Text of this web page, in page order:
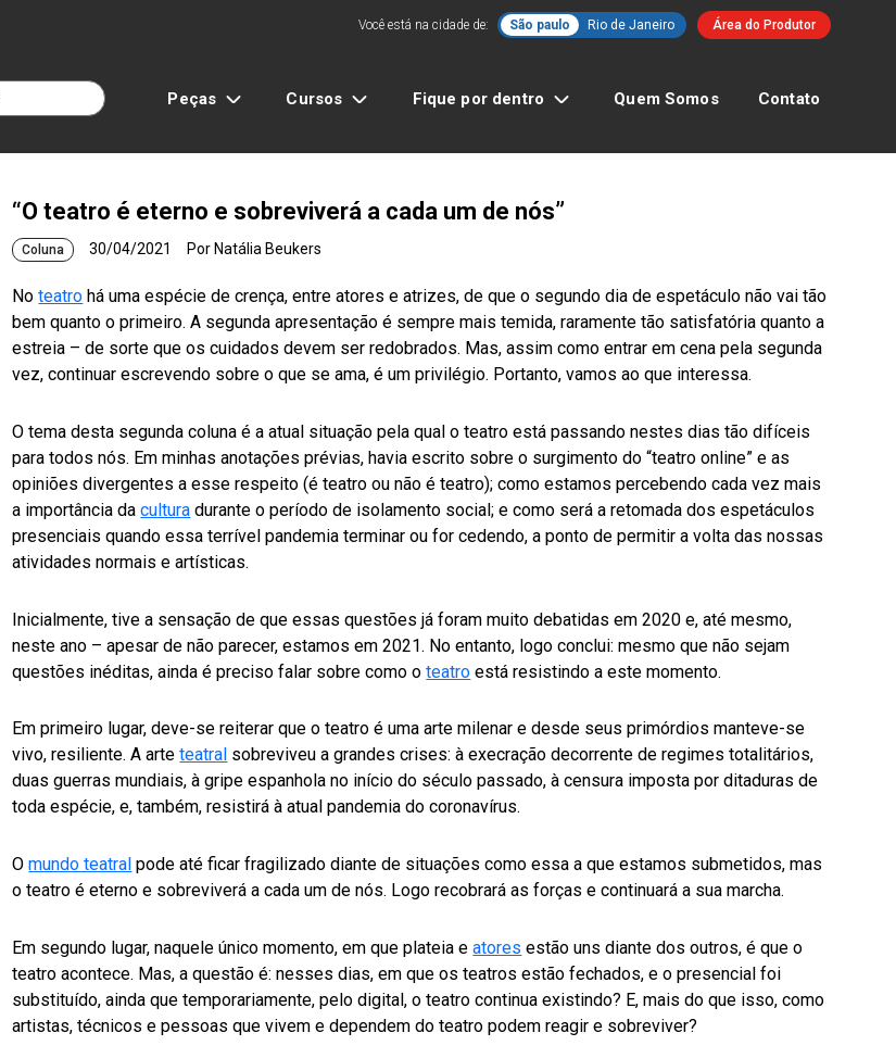
Você está na cidade de: São paulo Rio de Janeiro Área do Produtor
Peças Cursos Fique por dentro Quem Somos Contato
“O teatro é eterno e sobreviverá a cada um de nós”
Coluna 30/04/2021 Por Natália Beukers
Noteatro há uma espécie de crença, entre atores e atrizes, de que o segundo dia de espetáculo não vai tão
bem quanto o primeiro. A segunda apresentação é sempre mais temida, raramente tão satisfatória quanto a
estreia – de sorte que os cuidados devem ser redobrados. Mas, assim como entrar em cena pela segunda
vez, continuar escrevendo sobre o que se ama, é um privilégio. Portanto, vamos ao que interessa.
O tema desta segunda coluna é a atual situação pela qual o teatro está passando nestes dias tão difíceis
para todos nós. Em minhas anotações prévias, havia escrito sobre o surgimento do “teatro online” e as
opiniões divergentes a esse respeito (é teatro ou não é teatro); como estamos percebendo cada vez mais
a importância dacultura durante o período de isolamento social; e como será a retomada dos espetáculos
presenciais quando essa terrível pandemia terminar ou for cedendo, a ponto de permitir a volta das nossas
atividades normais e artísticas.
Inicialmente, tive a sensação de que essas questões já foram muito debatidas em 2020 e, até mesmo,
neste ano – apesar de não parecer, estamos em 2021. No entanto, logo conclui: mesmo que não sejam
questões inéditas, ainda é preciso falar sobre como oteatro está resistindo a este momento.
Em primeiro lugar, deve-se reiterar que o teatro é uma arte milenar e desde seus primórdios manteve-se
vivo, resiliente. A arteteatral sobreviveu a grandes crises: à execração decorrente de regimes totalitários,
duas guerras mundiais, à gripe espanhola no início do século passado, à censura imposta por ditaduras de
toda espécie, e, também, resistirá à atual pandemia do coronavírus.
Omundo teatral pode até ficar fragilizado diante de situações como essa a que estamos submetidos, mas
o teatro é eterno e sobreviverá a cada um de nós. Logo recobrará as forças e continuará a sua marcha.
Em segundo lugar, naquele único momento, em que plateia eatores estão uns diante dos outros, é que o
teatro acontece. Mas, a questão é: nesses dias, em que os teatros estão fechados, e o presencial foi
substituído, ainda que temporariamente, pelo digital, o teatro continua existindo? E, mais do que isso, como
artistas, técnicos e pessoas que vivem e dependem do teatro podem reagir e sobreviver?